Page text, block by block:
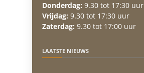
Donderdag: 9.30 tot 17:30 uur
Vrijdag: 9.30 tot 17:30 uur
Zaterdag: 9.30 tot 17:00 uur
LAATSTE NIEUWS